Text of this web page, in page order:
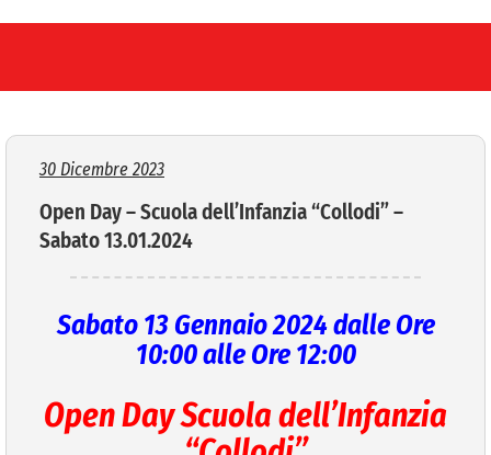
HOME
IL COMUNE
SERVIZI E UTILITA’
AREE TEMATICHE
VIVERE VANZAGO
COMUNICAZIONE
30 Dicembre 2023
Open Day – Scuola dell’Infanzia “Collodi” –
Sabato 13.01.2024
Sabato 13 Gennaio 2024 dalle Ore
10:00 alle Ore 12:00
Open Day Scuola dell’Infanzia